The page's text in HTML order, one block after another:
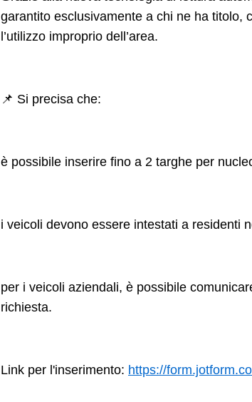
garantito esclusivamente a chi ne ha titolo,
l’utilizzo improprio dell’area.
📌 Si precisa che:
è possibile inserire fino a 2 targhe per
i veicoli devono essere intestati a residenti
per i veicoli aziendali, è possibile
richiesta.
Link per l'inserimento: https://